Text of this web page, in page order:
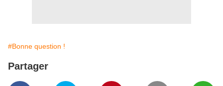
#Bonne question !
Partager